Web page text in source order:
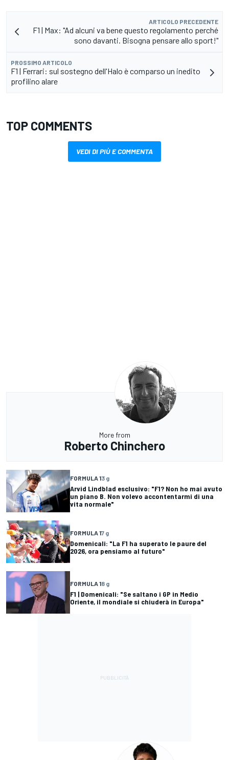
ARTICOLO PRECEDENTE
F1 | Max: "Ad alcuni va bene questo regolamento perché
sono davanti. Bisogna pensare allo sport!"
PROSSIMO ARTICOLO
F1 | Ferrari: sul sostegno dell'Halo è comparso un inedito
profilino alare
TOP COMMENTS
VEDI DI PIÙ E COMMENTA
More from
Roberto Chinchero
FORMULA 13 g
Arvid Lindblad esclusivo: "F1? Non ho mai avuto
un piano B. Non volevo accontentarmi di una
vita normale"
FORMULA 17 g
Domenicali: "La F1 ha superato le paure del
2026, ora pensiamo al futuro"
FORMULA 18 g
F1 | Domenicali: "Se saltano i GP in Medio
Oriente, il mondiale si chiuderà in Europa"